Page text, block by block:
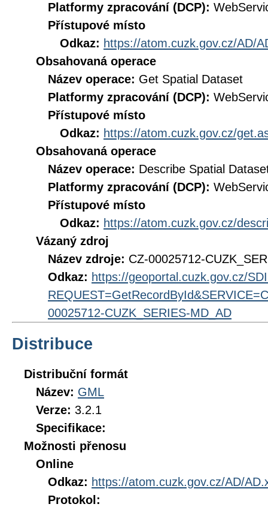
Platformy zpracování (DCP):
Přístupové místo
Odkaz: https://atom.cuzk.gov.cz/AD/
Obsahovaná operace
Název operace: Get Spatial Dataset
Platformy zpracování (DCP):
Přístupové místo
Odkaz: https://atom.cuzk.gov.cz/
Obsahovaná operace
Název operace: Describe Spatial
Platformy zpracování (DCP):
Přístupové místo
Odkaz: https://atom.cuzk.gov.cz/
Vázaný zdroj
Název zdroje: CZ-00025712-
Odkaz: https://geoportal.cuzk.gov.cz/
00025712-CUZK_SERIES-MD_AD
Distribuce
Distribuční formát
Název: GML
Verze: 3.2.1
Specifikace:
Možnosti přenosu
Online
Odkaz: https://atom.cuzk.gov.cz/AD/
Protokol: